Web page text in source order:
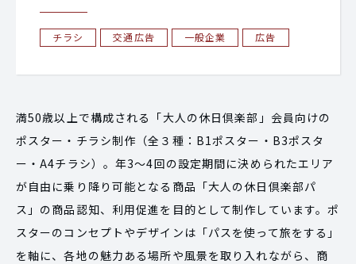
チラシ 交通広告 一般企業 広告
満50歳以上で構成される「大人の休日倶楽部」会員向けの
ポスター・チラシ制作（全３種：B1ポスター・B3ポスタ
ー・A4チラシ）。年3～4回の設定期間に決められたエリア
が自由に乗り降り可能となる商品「大人の休日倶楽部パ
ス」の商品認知、利用促進を目的として制作しています。ポ
スターのコンセプトやデザインは「パスを使って旅をする」
を軸に、各地の魅力ある場所や風景を取り入れながら、商